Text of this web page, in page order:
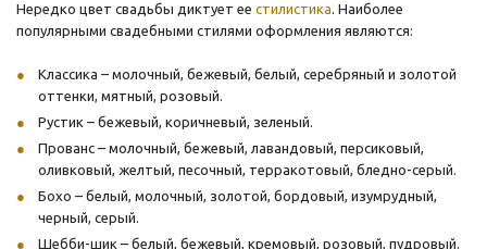
Нередко цвет свадьбы диктует ее стилистика. Наиболее
популярными свадебными стилями оформления являются:
Классика – молочный, бежевый, белый, серебряный и золотой
оттенки, мятный, розовый.
Рустик – бежевый, коричневый, зеленый.
Прованс – молочный, бежевый, лавандовый, персиковый,
оливковый, желтый, песочный, терракотовый, бледно-серый.
Бохо – белый, молочный, золотой, бордовый, изумрудный,
черный, серый.
Шебби-шик – белый, бежевый, кремовый, розовый, пудровый.